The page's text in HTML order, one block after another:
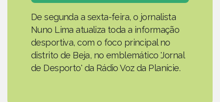
De segunda a sexta-feira, o jornalista
Nuno Lima atualiza toda a informação
desportiva, com o foco principal no
distrito de Beja, no emblemático 'Jornal
de Desporto' da Rádio Voz da Planície.